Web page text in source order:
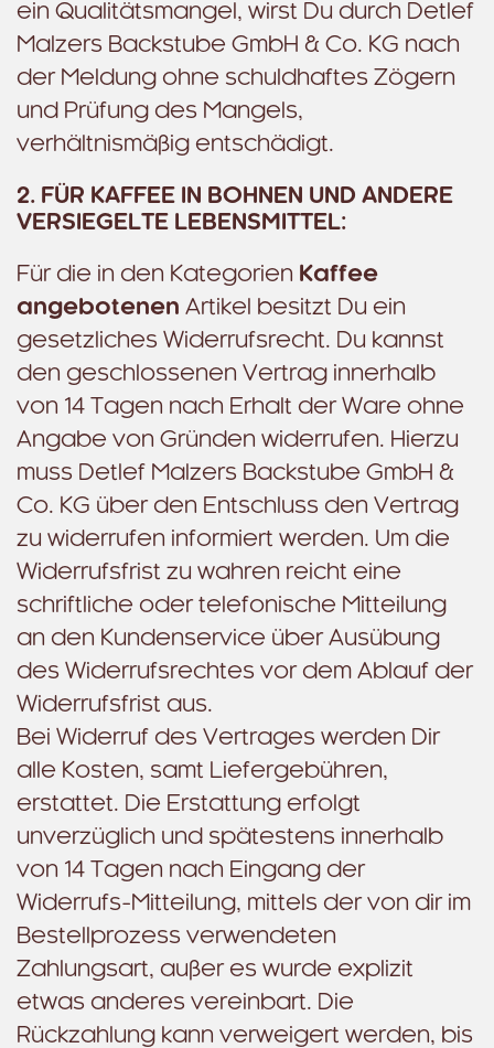
ein Qualitätsmangel, wirst Du durch Detlef
Malzers Backstube GmbH & Co. KG nach
der Meldung ohne schuldhaftes Zögern
und Prüfung des Mangels,
verhältnismäßig entschädigt.
2. FÜR KAFFEE IN BOHNEN UND ANDERE
VERSIEGELTE LEBENSMITTEL:
Für die in den Kategorien Kaffee
angebotenen Artikel besitzt Du ein
gesetzliches Widerrufsrecht. Du kannst
den geschlossenen Vertrag innerhalb
von 14 Tagen nach Erhalt der Ware ohne
Angabe von Gründen widerrufen. Hierzu
muss Detlef Malzers Backstube GmbH &
Co. KG über den Entschluss den Vertrag
zu widerrufen informiert werden. Um die
Widerrufsfrist zu wahren reicht eine
schriftliche oder telefonische Mitteilung
an den Kundenservice über Ausübung
des Widerrufsrechtes vor dem Ablauf der
Widerrufsfrist aus.
Bei Widerruf des Vertrages werden Dir
alle Kosten, samt Liefergebühren,
erstattet. Die Erstattung erfolgt
unverzüglich und spätestens innerhalb
von 14 Tagen nach Eingang der
Widerrufs-Mitteilung, mittels der von dir im
Bestellprozess verwendeten
Zahlungsart, außer es wurde explizit
etwas anderes vereinbart. Die
Rückzahlung kann verweigert werden, bis